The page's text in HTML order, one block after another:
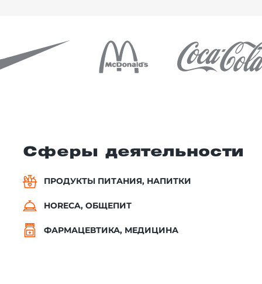
Сферы деятельности
ПРОДУКТЫ ПИТАНИЯ, НАПИТКИ
HORECA, ОБЩЕПИТ
ФАРМАЦЕВТИКА, МЕДИЦИНА